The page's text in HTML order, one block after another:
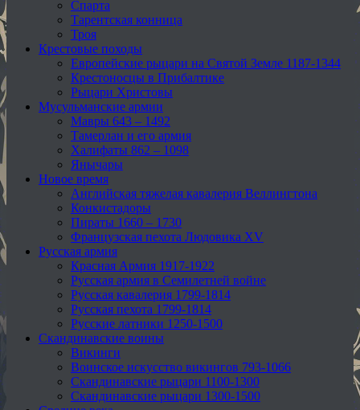
Спарта
Тарентская конница
Троя
Крестовые походы
Европейские рыцари на Святой Земле 1187-1344
Крестоносцы в Прибалтике
Рыцари Христовы
Мусульманские армии
Мавры 643 – 1492
Тамерлан и его армия
Халифаты 862 – 1098
Янычары
Новое время
Английская тяжелая кавалерия Веллингтона
Конкистадоры
Пираты 1660 – 1730
Французская пехота Людовика XV
Русская армия
Красная Армия 1917-1922
Русская армия в Семилетней войне
Русская кавалерия 1799-1814
Русская пехота 1799-1814
Русские латники 1250-1500
Скандинавские воины
Викинги
Воинское искусство викингов 793-1066
Скандинавские рыцари 1100-1300
Скандинавские рыцари 1300-1500